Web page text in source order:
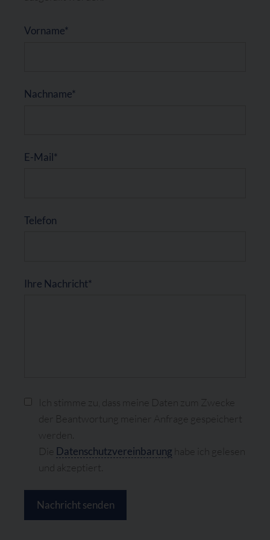
Vorname*
Nachname*
E-Mail*
Telefon
Ihre Nachricht*
Ich stimme zu, dass meine Daten zum Zwecke
der Beantwortung meiner Anfrage gespeichert
werden.
Die Datenschutzvereinbarung habe ich gelesen
und akzeptiert.
Nachricht senden